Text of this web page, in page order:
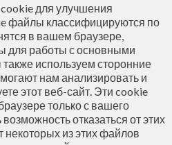
cookie для улучшения
файлы классифицируются по
в вашем браузере,
для работы с основными
используем сторонние
нам анализировать и
этот веб-сайт. Эти cookie
только с вашего
отказаться от этих
некоторых из этих файлов